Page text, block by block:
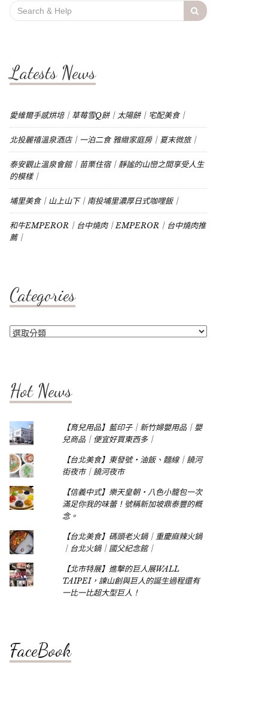
Search
for:
Latests News
愛維爾手感烘培｜草莓雪Q餅｜太陽餅｜宅配美食｜
北投麗禧溫泉酒店｜一泊二食 雅緻家庭房｜夏末微旅｜
泰安觀止溫泉會館｜苗栗住宿｜靜謐的山巒之間享受人生
的模樣｜
埔里美食｜山上山下｜南投埔里濃厚日式咖哩飯｜
和牛EMPEROR｜台中燒肉｜EMPEROR｜台中燒肉推
薦｜
Categories
Categories
Hot News
【育兒用品】藍印子｜新竹婦嬰用品｜嬰
兒商品｜便宜好買東西多｜
【台北美食】東發號‧油飯、麵線｜饒河
街夜市｜饒河夜市
【信義中式】樂天皇朝‧八色小籠包一次
滿足你我的味蕾！號稱新加坡鼎泰豐的概
念。
【台北美食】碼頭老火鍋｜重慶麻辣火鍋
｜台北火鍋｜國父紀念館｜
【北市特展】進擊的巨人展WALL
TAIPEI，諫山創與巨人的誕生過程還有
一比一比超大型巨人！
FaceBook